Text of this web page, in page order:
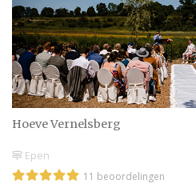
Hoeve Vernelsberg
Epen
11 beoordelingen